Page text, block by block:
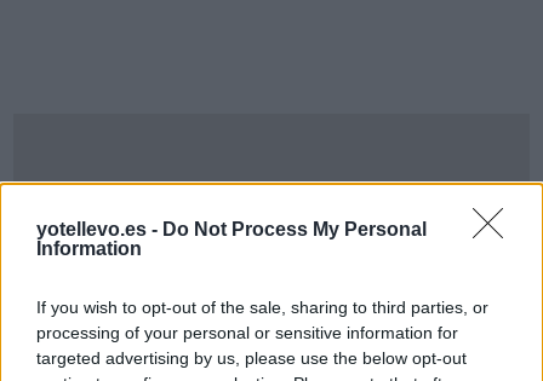
yotellevo.es - Do Not Process My Personal
Information
If you wish to opt-out of the sale, sharing to third parties, or
processing of your personal or sensitive information for
targeted advertising by us, please use the below opt-out